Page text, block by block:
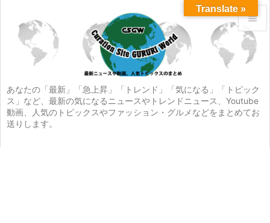
あなたの「最新」「急上昇」「トレンド」「気になる」「トピック
ス」など、最新の気になるニュースやトレンドニュース、Youtube
動画、人気のトピックスやファッション・グルメなどをまとめてお
送りします。


メニュ
サイド

前へ
Translate »